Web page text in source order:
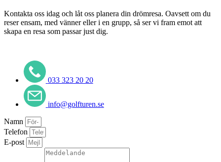
Kontakta oss idag och låt oss planera din drömresa. Oavsett om du
reser ensam, med vänner eller i en grupp, så ser vi fram emot att
skapa en resa som passar just dig.
033 323 20 20
info@golfturen.se
Namn
Telefon
E-post